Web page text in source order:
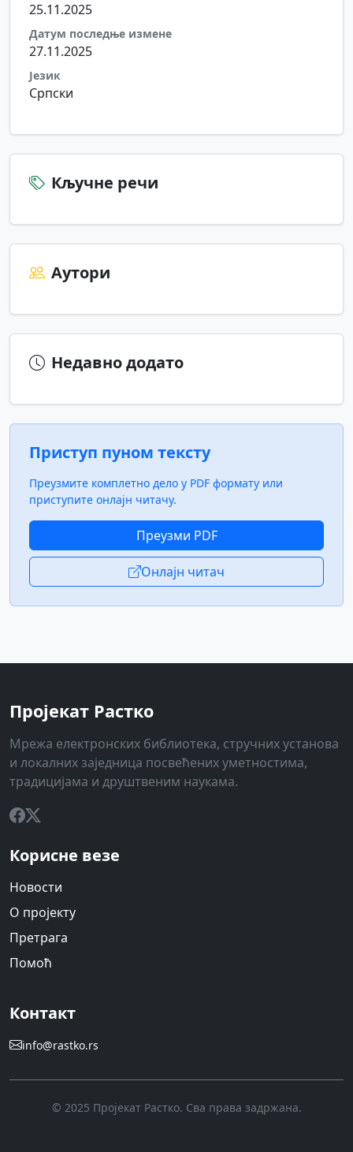
25.11.2025
Датум последње измене
27.11.2025
Језик
Српски
Кључне речи
Аутори
Недавно додато
Приступ пуном тексту
Преузмите комплетно дело у PDF формату или
приступите онлајн читачу.
Преузми PDF
Онлајн читач
Пројекат Растко
Мрежа електронских библиотека, стручних установа
и локалних заједница посвећених уметностима,
традицијама и друштвеним наукама.
Корисне везе
Новости
О пројекту
Претрага
Помоћ
Контакт
info@rastko.rs
© 2025 Пројекат Растко. Сва права задржана.